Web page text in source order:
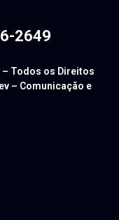
2649
– Todos os Direitos
– Comunicação e